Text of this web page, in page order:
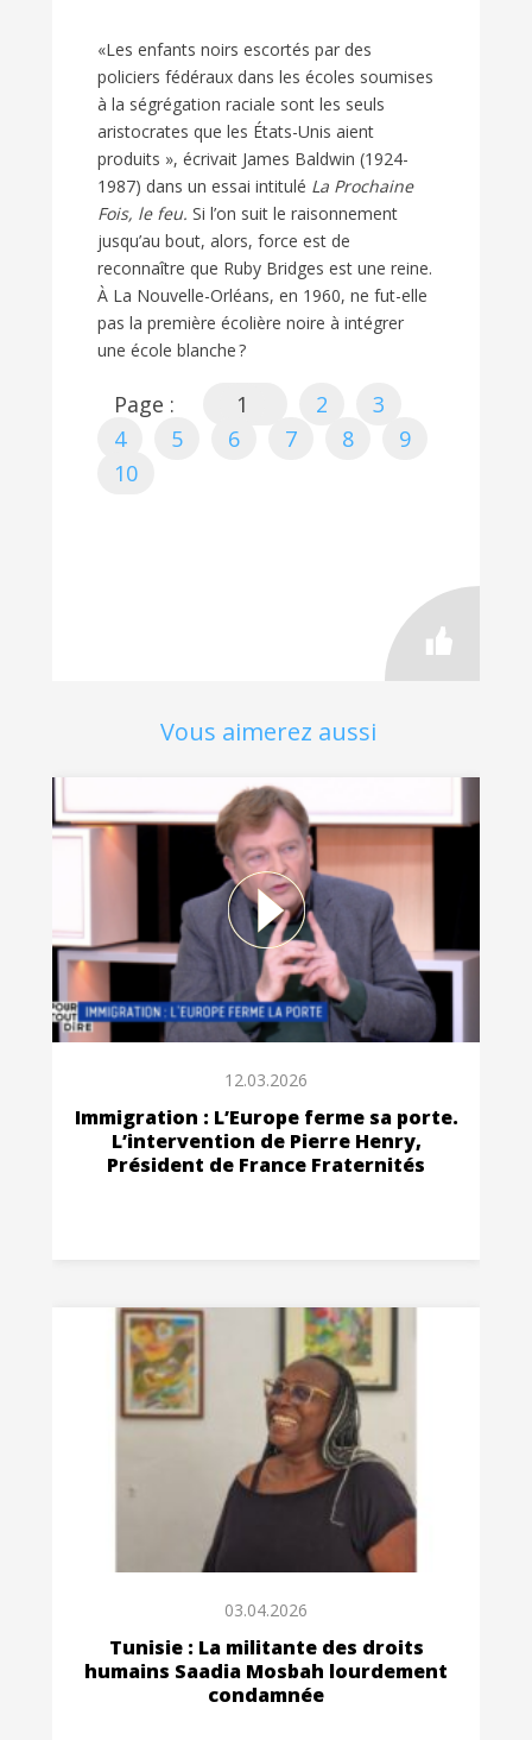
«Les enfants noirs escortés par des
policiers fédéraux dans les écoles soumises
à la ségrégation raciale sont les seuls
aristocrates que les États-Unis aient
produits », écrivait James Baldwin (1924-
1987) dans un essai intitulé La Prochaine
Fois, le feu. Si l’on suit le raisonnement
jusqu’au bout, alors, force est de
reconnaître que Ruby Bridges est une reine.
À La Nouvelle-Orléans, en 1960, ne fut-elle
pas la première écolière noire à intégrer
une école blanche ?
Page : 1 2
3
4
5 6 7 8
9
10
Vous aimerez aussi
12.03.2026
Immigration : L’Europe ferme sa porte.
L’intervention de Pierre Henry,
Président de France Fraternités
03.04.2026
Tunisie : La militante des droits
humains Saadia Mosbah lourdement
condamnée